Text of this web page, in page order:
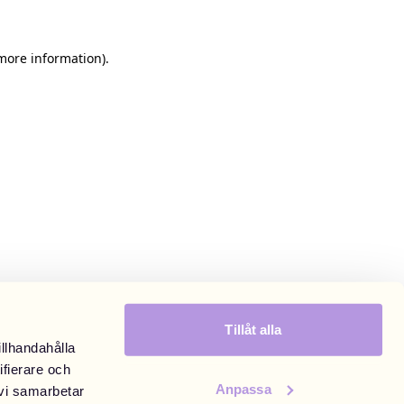
och
samarbetar
Tillåt alla
Anpassa
information).